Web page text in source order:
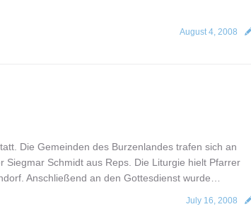
August 4, 2008
Die Gemeinden des Burzenlandes trafen sich an
Schmidt aus Reps. Die Liturgie hielt Pfarrer
Anschließend an den Gottesdienst wurde…
July 16, 2008